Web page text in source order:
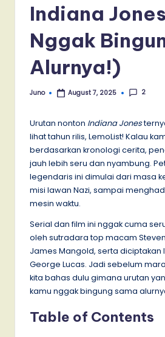
Indiana
Nggak
Alurnya!)
Posted
Juno August 7, 2025 2
Urutan nonton Indiana Jones
lihat tahun rilis, LemoList! Kalau
berdasarkan kronologi cerita,
jauh lebih seru dan nyambung.
legendaris ini dimulai dari masa
misi lawan Nazi, sampai
mesin waktu.
Serial dan film ini nggak cuma
oleh sutradara top macam
James Mangold, serta diciptakan
George Lucas. Jadi sebelum
kita bahas dulu gimana urutan
kamu nggak bingung sama
Table of Contents